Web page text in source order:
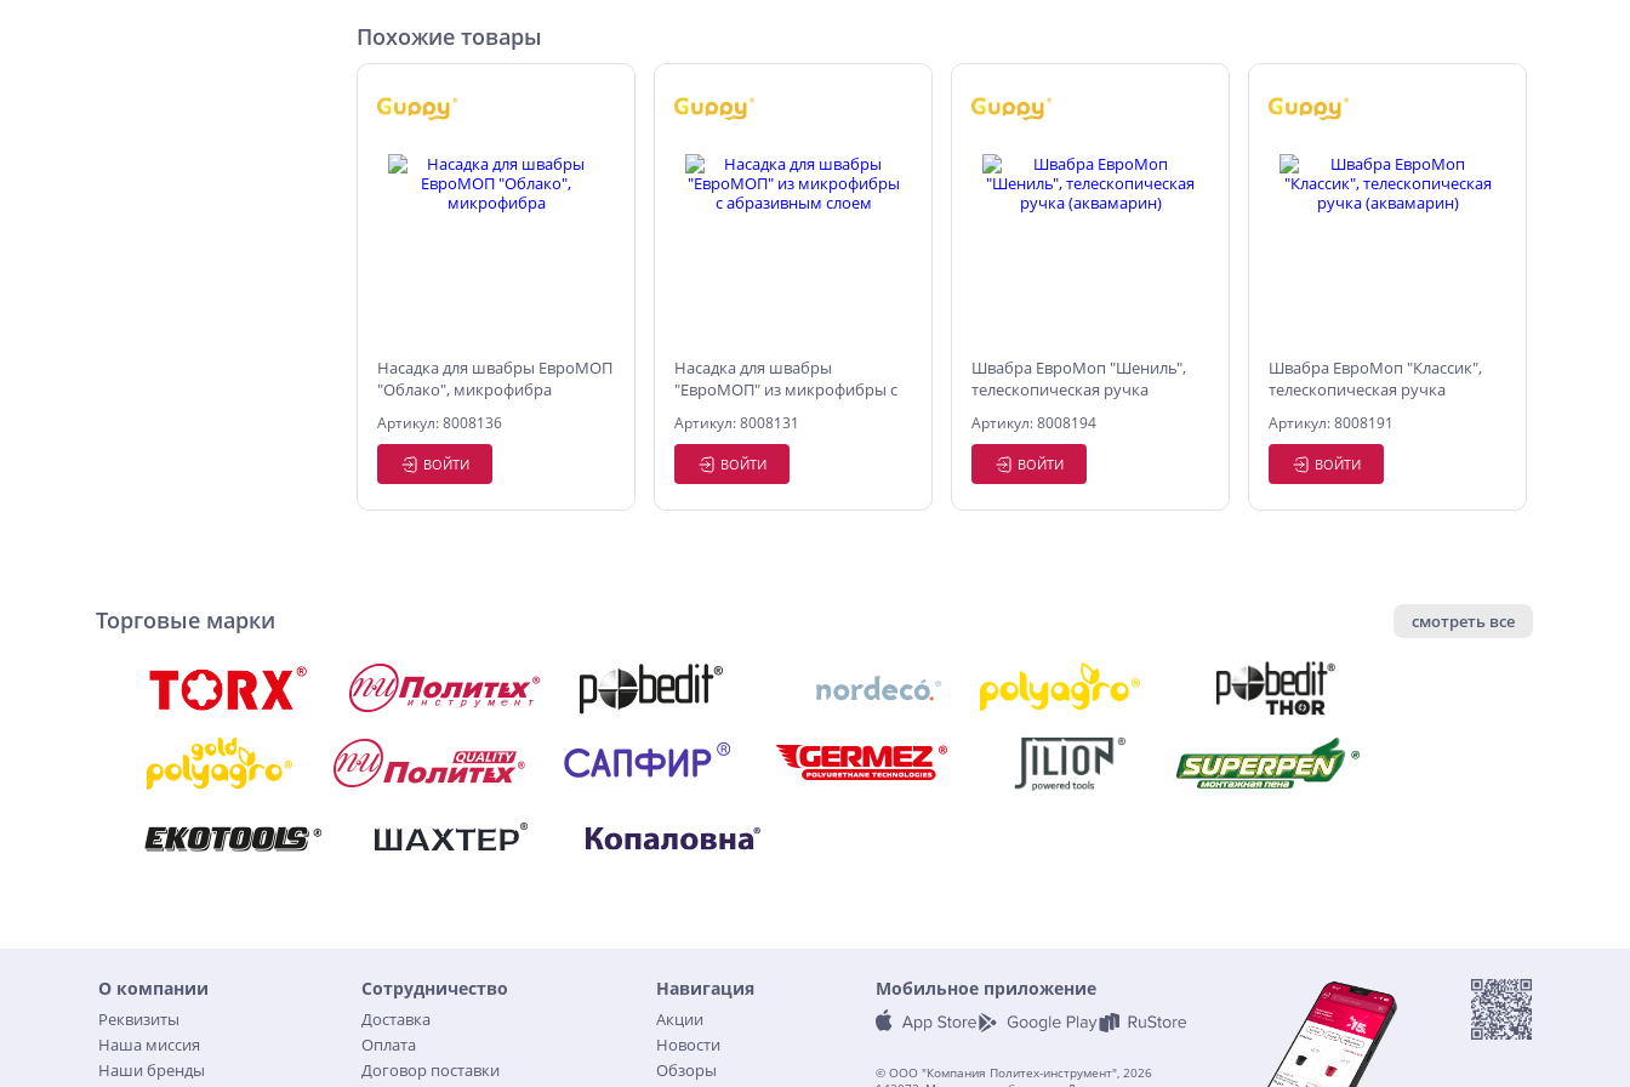
Похожие товары
Насадка для швабры ЕвроМОП
"Облако", микрофибра
Артикул: 8008136
ВОЙТИ
Насадка для швабры
"ЕвроМОП" из микрофибры с
Артикул: 8008131
ВОЙТИ
Швабра ЕвроМоп "Шениль",
телескопическая ручка
Артикул: 8008194
ВОЙТИ
Швабра ЕвроМоп "Классик",
телескопическая ручка
Артикул: 8008191
ВОЙТИ
Торговые марки смотреть все
О компании
Реквизиты
Наша миссия
Наши бренды
Сотрудничество
Доставка
Оплата
Договор поставки
Навигация
Акции
Новости
Обзоры
Мобильное приложение
© ООО "Компания Политех-инструмент", 2026